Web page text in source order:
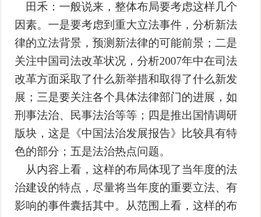
田禾：一般说来，整体布局要考虑这样几个
因素。一是要考虑到重大立法事件，分析新法
律的立法背景，预测新法律的可能前景；二是
关注中国司法改革状况，分析2007年中在司法
改革方面采取了什么新举措和取得了什么新发
展；三是要关注各个具体法律部门的进展，如
刑事法治、民事法治等等；四是推出国情调研
版块，这是《中国法治发展报告》比较具有特
色的部分；五是法治热点问题。
从内容上看，这样的布局体现了当年度的法
治建设的特点，尽量将当年度的重要立法、有
影响的事件囊括其中。从范围上看，这样的布